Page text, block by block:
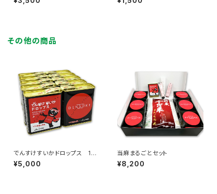
貯蔵
貯蔵
その他の商品
でんすけすいかドロップス 10
缶
¥5,000
当麻まるごとセット
¥8,200